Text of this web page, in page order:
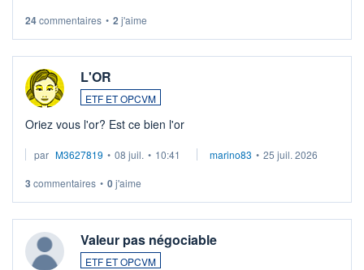
24commentaires • 2 j'aime
L'OR
ETF ET OPCVM
Oriez vous l'or? Est ce bien l'or
par M3627819 • 08 juil. • 10:41 marino83 • 25 juil. 2026
3 commentaires • 0j'aime
Valeur pas négociable
ETF ET OPCVM